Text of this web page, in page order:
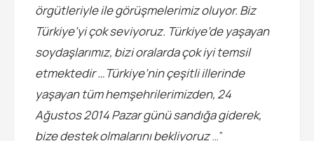
örgütleriyle ile görüşmelerimiz oluyor. Biz
Türkiye’yi çok seviyoruz. Türkiye’de yaşayan
soydaşlarımız, bizi oralarda çok iyi temsil
etmektedir …Türkiye’nin çeşitli illerinde
yaşayan tüm hemşehrilerimizden, 24
Ağustos 2014 Pazar günü sandığa giderek,
bize destek olmalarını bekliyoruz…”